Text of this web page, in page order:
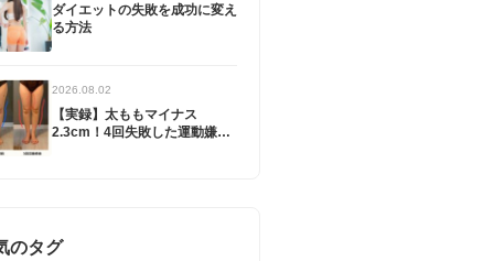
ダイエットの失敗を成功に変え
る方法
2026.08.02
【実録】太ももマイナス
2.3cm！4回失敗した運動嫌い
のタグ